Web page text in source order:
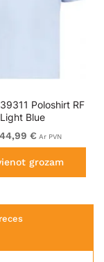
Poloshirt RF
Light Blue
€ Ar PVN
grozam